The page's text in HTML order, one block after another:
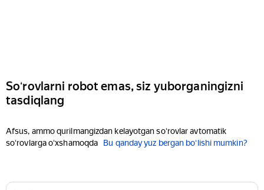
Soʻrovlarni robot emas, siz yuborganingizni
tasdiqlang
Afsus, ammo qurilmangizdan kelayotgan soʻrovlar avtomatik
soʻrovlarga oʻxshamoqda
Bu qanday yuz bergan boʻlishi mumkin?